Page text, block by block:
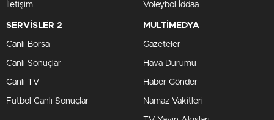
İletişim Voleybol İddaa
SERVİSLER 2
Canlı Borsa
Canlı Sonuçlar
Canlı TV
Futbol Canlı Sonuçlar
MULTİMEDYA
Gazeteler
Hava Durumu
Haber Gönder
Namaz Vakitleri